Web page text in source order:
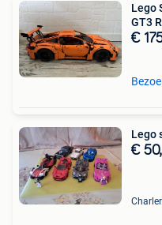
Lego
GT3
€
Lego
€